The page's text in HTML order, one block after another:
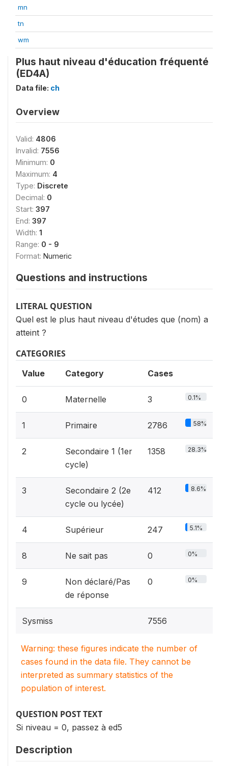
mn
tn
wm
Plus haut niveau d'éducation fréquenté
(ED4A)
Data file: ch
Overview
Valid: 4806
Invalid: 7556
Minimum: 0
Maximum: 4
Type: Discrete
Decimal: 0
Start: 397
End: 397
Width: 1
Range: 0 - 9
Format: Numeric
Questions and instructions
LITERAL QUESTION
Quel est le plus haut niveau d'études que (nom) a
atteint ?
CATEGORIES
Value Category Cases
0 Maternelle 3 0.1%
1 Primaire 2786 58%
2
Secondaire 1 (1er
cycle)
1358 28.3%
3
Secondaire 2 (2e
cycle ou lycée)
412 8.6%
4 Supérieur 247 5.1%
8 Ne sait pas 0 0%
9
Non déclaré/Pas
de réponse
0 0%
Sysmiss 7556
Warning: these figures indicate the number of
cases found in the data file. They cannot be
interpreted as summary statistics of the
population of interest.
QUESTION POST TEXT
Si niveau = 0, passez à ed5
Description